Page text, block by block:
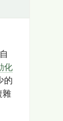
化
的
雜